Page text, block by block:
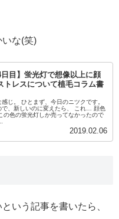
な(笑)
日目】蛍光灯で想像以上に顔
レスについて植毛コラム書
じ。 ひとまず、今日のニツクです。
で、新しいのに変えたら、 これ… 顔色
色の蛍光灯しか売ってなかったので
2019.02.06
いう記事を書いたら、